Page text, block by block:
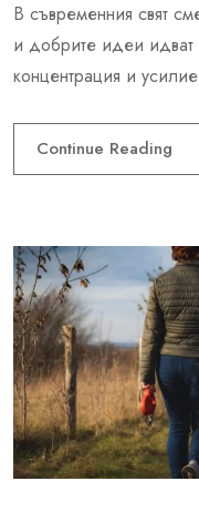
В съвременния свят
и добрите идеи идват
концентрация и
Continue Reading